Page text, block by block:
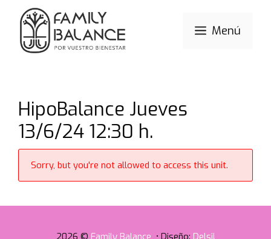
Saltar
contenido
Menú
HipoBalance Jueves
13/6/24 12:30 h.
Sorry, but you're not allowed to access this unit.